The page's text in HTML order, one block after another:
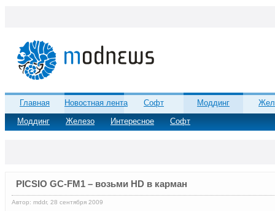
Главная
Новостная лента
Моддинг
Железо Интересное Софт
Софт Моддинг
PICSIO GC-FM1 – возьми HD в карман
Автор: mddr, 28 сентября 2009